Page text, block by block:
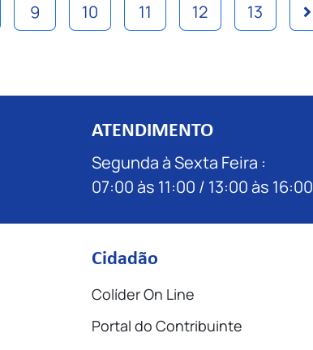
9 10 11 12 13
ATENDIMENTO
Segunda à Sexta Feira :
07:00 às 11:00 / 13:00 às 16:00
Cidadão
Colíder On Line
Portal do Contribuinte